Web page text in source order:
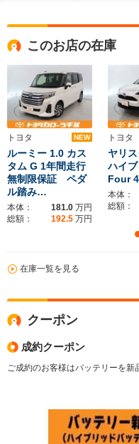
このお店の在庫
トヨタ NEW
ルーミー 1.0 カス
タム G 1年間走行
無制限保証 ペダ
ル踏み…
本体： 181.0 万円
総額：
192.5 万円
トヨタ
ヤリ
ハイ
Four
本体：
総額：
在庫一覧を見る
クーポン
成約クーポン
ご成約のお客様はバッテリーを新